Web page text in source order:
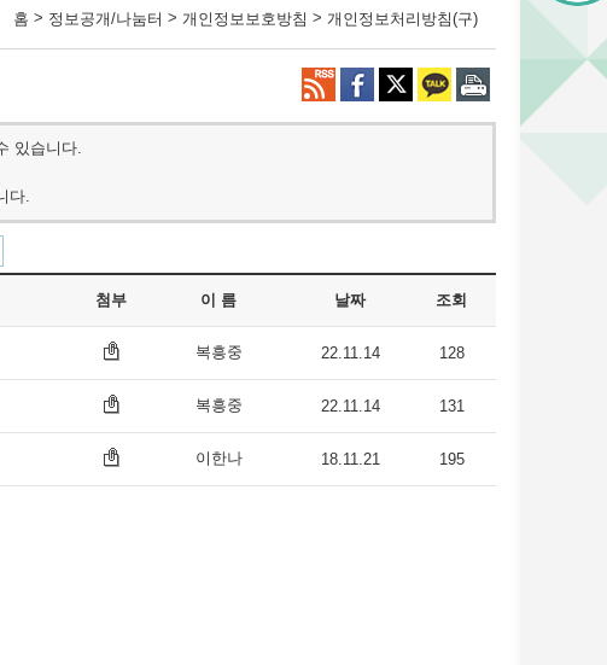
홈 > 정보공개/나눔터 > 개인정보보호방침 > 개인정보처리방침(구)
있습니다.
다.
첨부 이 름 날짜 조회
복흥중 22.11.14 128
복흥중 22.11.14 131
이한나 18.11.21 195